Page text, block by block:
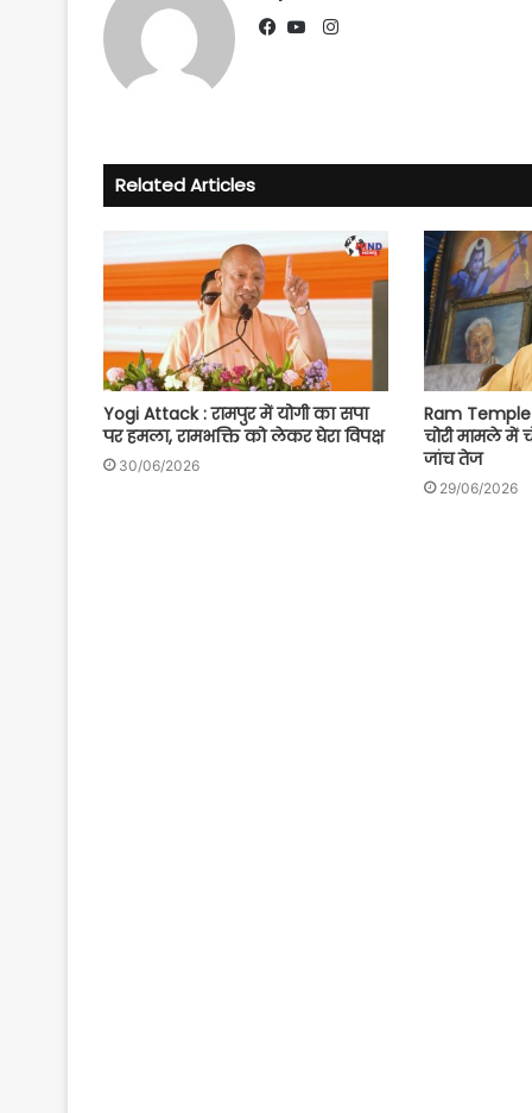
Instagram
Related Articles
Yogi Attack : रामपुर में योगी का सपा
पर हमला, रामभक्ति को लेकर घेरा विपक्ष
30/06/2026
Ram Temple
चोरी मामले में
जांच तेज
29/06/2026